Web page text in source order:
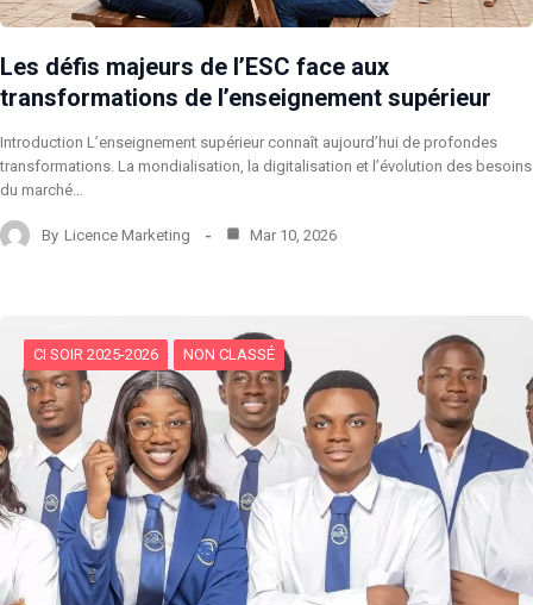
Les défis majeurs de l’ESC face aux
transformations de l’enseignement supérieur
Introduction L’enseignement supérieur connaît aujourd’hui de profondes
transformations. La mondialisation, la digitalisation et l’évolution des besoins
du marché…
By Licence Marketing Mar 10, 2026
CI SOIR 2025-2026 NON CLASSÉ